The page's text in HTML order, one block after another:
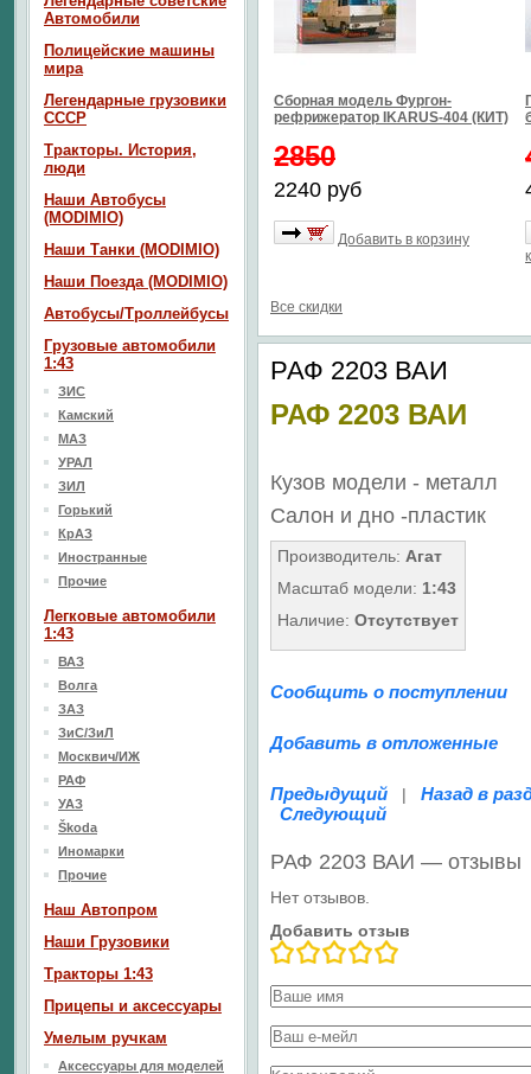
Сборная модель Фургон-
рефрижератор IKARUS-404 (КИТ)
2850
2240 руб
Добавить в корзину
Все скидки
РАФ 2203 ВАИ
РАФ 2203 ВАИ
Кузов модели - металл
Салон и дно -пластик
Производитель: Агат
Масштаб модели: 1:43
Наличие: Отсутствует
Сообщить о поступлении
Добавить в отложенные
Предыдущий | Назад в
Следующий
РАФ 2203 ВАИ — отзывы
Нет отзывов.
Добавить отзыв
Автомобили
Полицейские машины
мира
Легендарные грузовики
СССР
Тракторы. История,
люди
Наши Автобусы
(MODIMIO)
Наши Танки (MODIMIO)
Наши Поезда (MODIMIO)
Автобусы/Троллейбусы
Грузовые автомобили
1:43
ЗИС
Камский
МАЗ
УРАЛ
ЗИЛ
Горький
КрАЗ
Иностранные
Прочие
Легковые автомобили
1:43
ВАЗ
Волга
ЗАЗ
ЗиС/ЗиЛ
Москвич/ИЖ
РАФ
УАЗ
Škoda
Иномарки
Прочие
Наш Aвтопром
Наши Грузовики
Тракторы 1:43
Прицепы и аксессуары
Умелым ручкам
Аксессуары для моделей